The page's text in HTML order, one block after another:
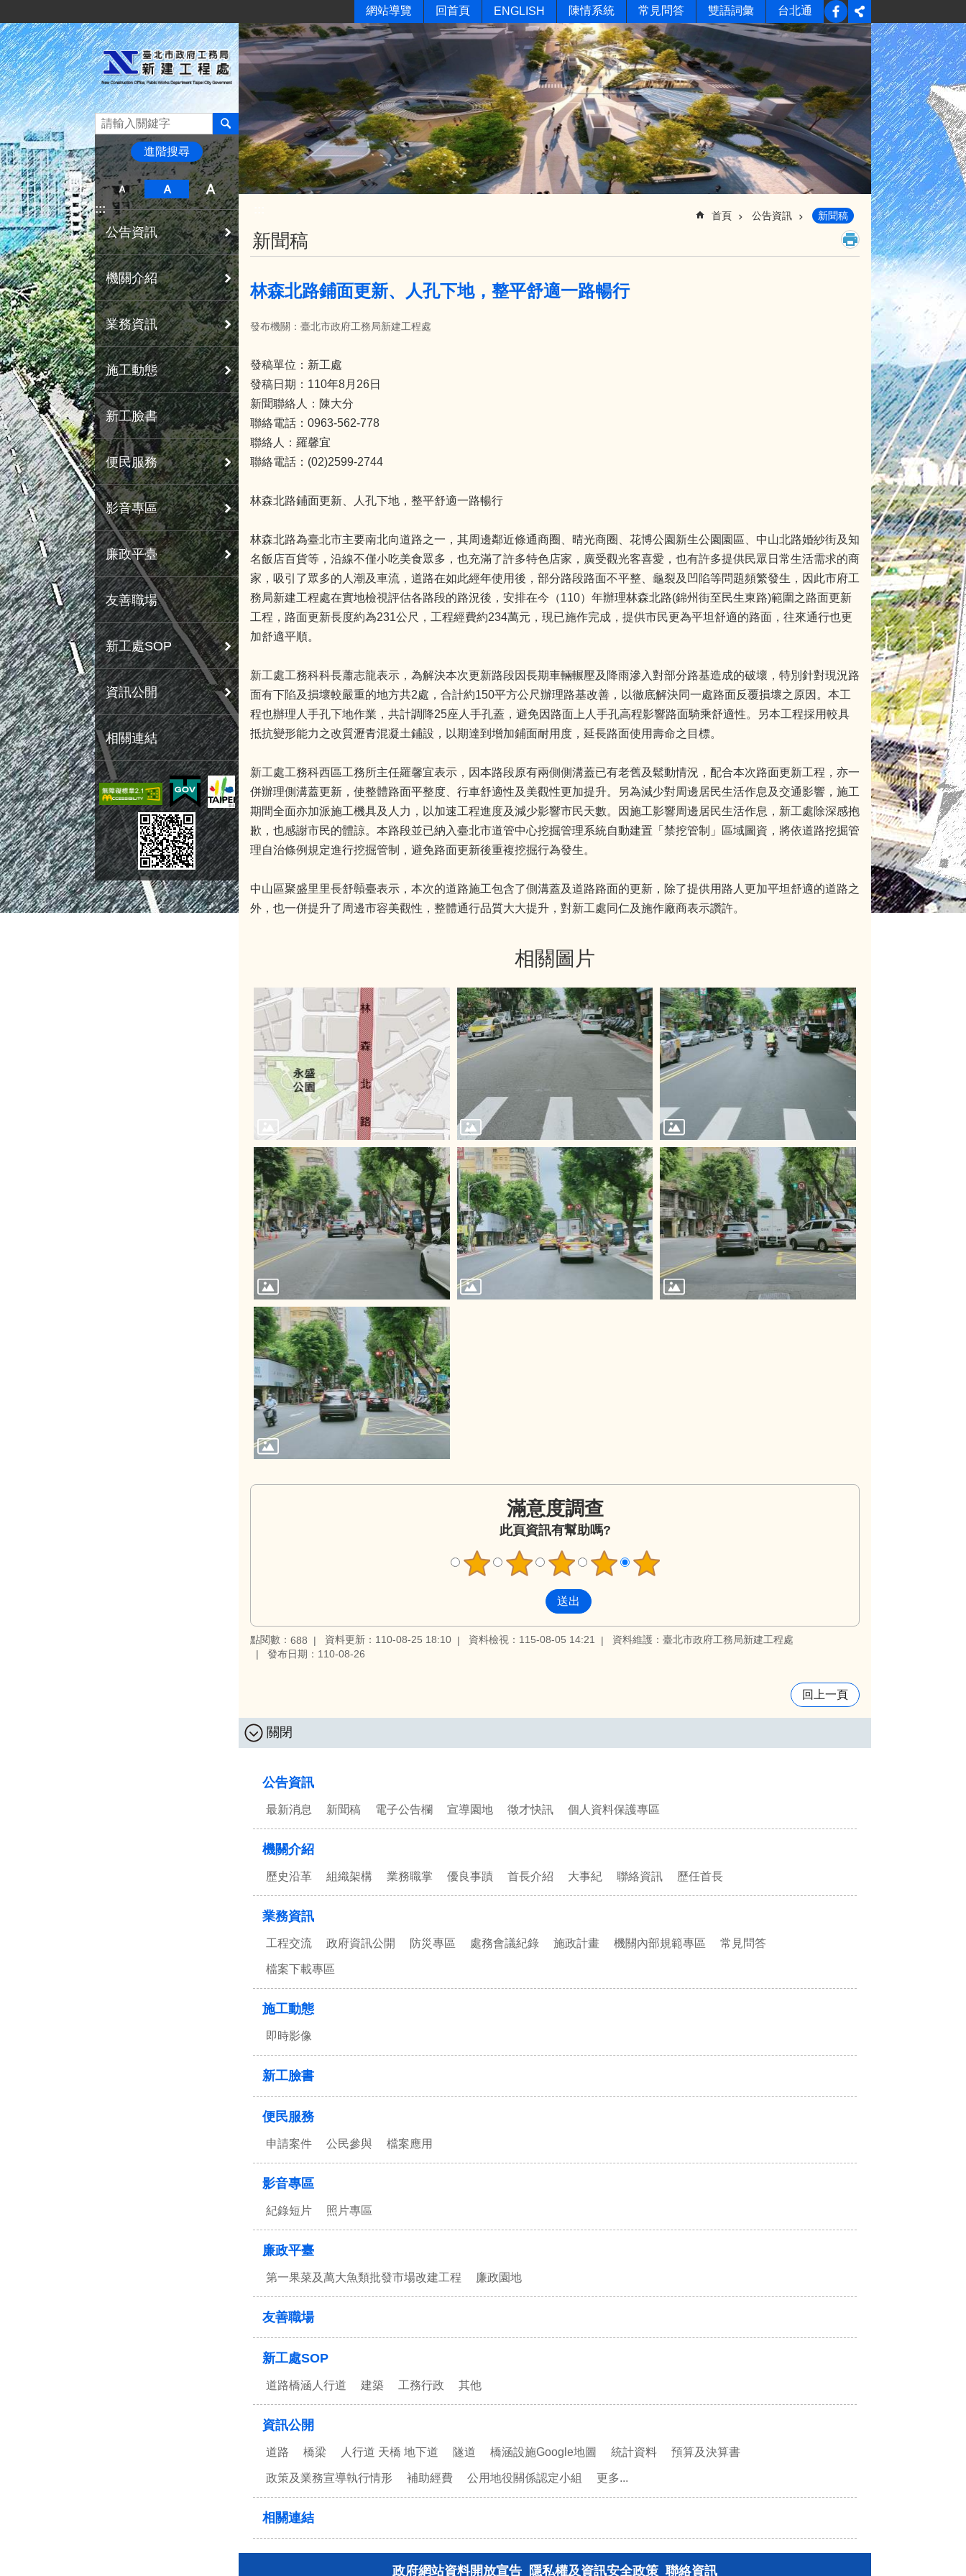
網站導覽 回首頁 ENGLISH 陳情系統 常見問答 雙語詞彙 台北通
進階搜尋
:::
公告資訊
機關介紹
業務資訊
施工動態
新工臉書
便民服務
影音專區
廉政平臺
友善職場
新工處SOP
資訊公開
相關連結
首頁 公告資訊 新聞稿
新聞稿
林森北路鋪面更新、人孔下地，整平舒適一路暢行
發布機關：臺北市政府工務局新建工程處
發稿單位：新工處
發稿日期：110年8月26日
新聞聯絡人：陳大分
聯絡電話：0963-562-778
聯絡人：羅馨宜
聯絡電話：(02)2599-2744
林森北路鋪面更新、人孔下地，整平舒適一路暢行
林森北路為臺北市主要南北向道路之一，其周邊鄰近條通商圈、晴光商圈、花博公園新生公園園區、中山北路婚紗街及知
名飯店百貨等，沿線不僅小吃美食眾多，也充滿了許多特色店家，廣受觀光客喜愛，也有許多提供民眾日常生活需求的商
家，吸引了眾多的人潮及車流，道路在如此經年使用後，部分路段路面不平整、龜裂及凹陷等問題頻繁發生，因此市府工
務局新建工程處在實地檢視評估各路段的路況後，安排在今（110）年辦理林森北路(錦州街至民生東路)範圍之路面更新
工程，路面更新長度約為231公尺，工程經費約234萬元，現已施作完成，提供市民更為平坦舒適的路面，往來通行也更
加舒適平順。
新工處工務科科長蕭志龍表示，為解決本次更新路段因長期車輛輾壓及降雨滲入對部分路基造成的破壞，特別針對現況路
面有下陷及損壞較嚴重的地方共2處，合計約150平方公尺辦理路基改善，以徹底解決同一處路面反覆損壞之原因。本工
程也辦理人手孔下地作業，共計調降25座人手孔蓋，避免因路面上人手孔高程影響路面騎乘舒適性。另本工程採用較具
抵抗變形能力之改質瀝青混凝土鋪設，以期達到增加鋪面耐用度，延長路面使用壽命之目標。
新工處工務科西區工務所主任羅馨宜表示，因本路段原有兩側側溝蓋已有老舊及鬆動情況，配合本次路面更新工程，亦一
併辦理側溝蓋更新，使整體路面平整度、行車舒適性及美觀性更加提升。另為減少對周邊居民生活作息及交通影響，施工
期間全面亦加派施工機具及人力，以加速工程進度及減少影響市民天數。因施工影響周邊居民生活作息，新工處除深感抱
歉，也感謝市民的體諒。本路段並已納入臺北市道管中心挖掘管理系統自動建置「禁挖管制」區域圖資，將依道路挖掘管
理自治條例規定進行挖掘管制，避免路面更新後重複挖掘行為發生。
中山區聚盛里里長舒贑臺表示，本次的道路施工包含了側溝蓋及道路路面的更新，除了提供用路人更加平坦舒適的道路之
外，也一併提升了周邊市容美觀性，整體通行品質大大提升，對新工處同仁及施作廠商表示讚許。
相關圖片
滿意度調查
此頁資訊有幫助嗎?
點閱數： 688 資料更新：110-08-25 18:10 資料檢視：115-08-05 14:21
資料維護：臺北市政府工務局新建工程處
發布日期：110-08-26
回上一頁
關閉
公告資訊
最新消息 新聞稿 電子公告欄 宣導園地 徵才快訊 個人資料保護專區
機關介紹
歷史沿革 組織架構 業務職掌 優良事蹟 首長介紹 大事紀 聯絡資訊 歷任首長
業務資訊
工程交流 政府資訊公開 防災專區 處務會議紀錄 施政計畫 機關內部規範專區 常見問答
檔案下載專區
施工動態
即時影像
新工臉書
便民服務
申請案件 公民參與 檔案應用
影音專區
紀錄短片 照片專區
廉政平臺
第一果菜及萬大魚類批發市場改建工程 廉政園地
友善職場
新工處SOP
道路橋涵人行道 建築 工務行政 其他
資訊公開
道路 橋梁 人行道 天橋 地下道 隧道 橋涵設施Google地圖 統計資料 預算及決算書
政策及業務宣導執行情形 補助經費 公用地役關係認定小組 更多...
相關連結
政府網站資料開放宣告 隱私權及資訊安全政策 聯絡資訊